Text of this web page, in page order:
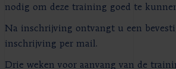
nodig om deze training goed te
Na inschrijving ontvangt u een
inschrijving per mail.
Drie weken voor aanvang van de